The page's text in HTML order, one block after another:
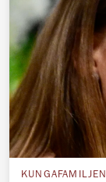
KUNGAFAMILJEN